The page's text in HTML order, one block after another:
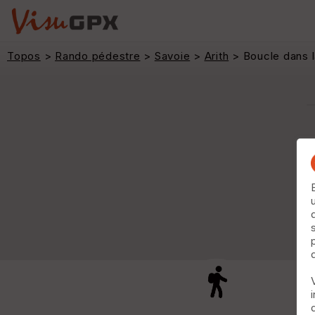
Topos > Rando pédestre > Savoie > Arith > Boucle dans